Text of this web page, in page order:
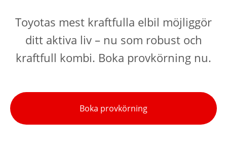
Toyotas mest kraftfulla elbil möjliggör
ditt aktiva liv – nu som robust och
kraftfull kombi. Boka provkörning nu.
Boka provkörning